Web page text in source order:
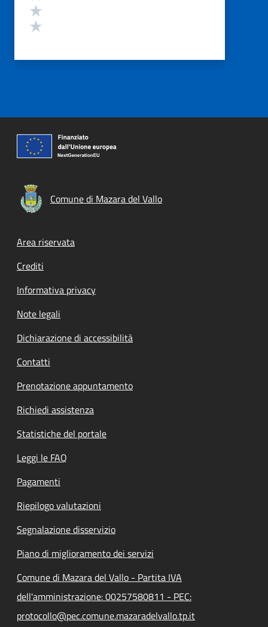
Comune di Mazara del Vallo
Footer menu
Area riservata
Crediti
Informativa privacy
Note legali
Dichiarazione di accessibilità
Contatti
Prenotazione appuntamento
Richiedi assistenza
Statistiche del portale
Leggi le FAQ
Pagamenti
Riepilogo valutazioni
Segnalazione disservizio
Piano di miglioramento dei servizi
Comune di Mazara del Vallo - Partita IVA
dell'amministrazione: 00257580811 - PEC:
protocollo@pec.comune.mazaradelvallo.tp.it